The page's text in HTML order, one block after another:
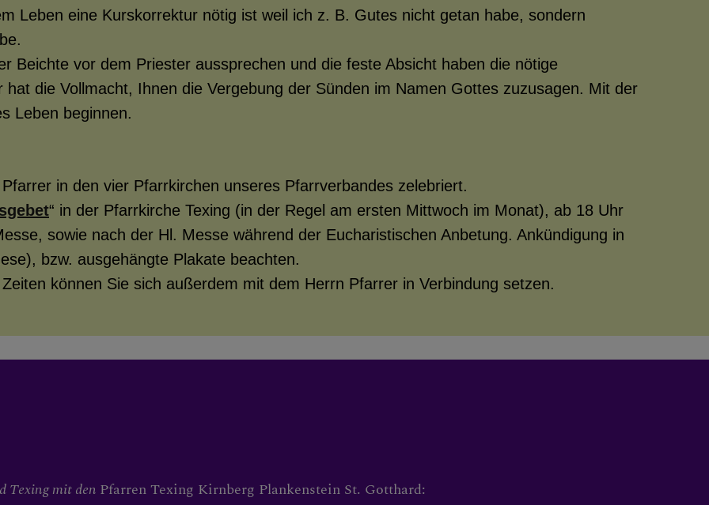
PFARRVERBAND
KALENDER
Leben eine Kurskorrektur nötig ist weil ich z. B. Gutes nicht getan habe, sondern
Beichte vor dem Priester aussprechen und die feste Absicht haben die nötige
die Vollmacht, Ihnen die Vergebung der Sünden im Namen Gottes zuzusagen. Mit der
Leben beginnen.
in den vier Pfarrkirchen unseres Pfarrverbandes zelebriert.
“ in der Pfarrkirche Texing (in der Regel am ersten Mittwoch im Monat), ab 18 Uhr
sowie nach der Hl. Messe während der Eucharistischen Anbetung. Ankündigung in
bzw. ausgehängte Plakate beachten.
können Sie sich außerdem mit dem Herrn Pfarrer in Verbindung setzen.
Texing mit den Pfarren Texing Kirnberg Plankenstein St. Gotthard: